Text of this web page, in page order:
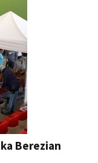
Berezian